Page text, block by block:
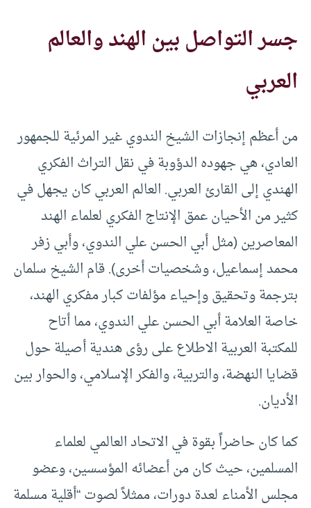
جسر التواصل بين الهند والعالم
العربي
من أعظم إنجازات الشيخ الندوي غير المرئية للجمهور
العادي، هي جهوده الدؤوبة في نقل التراث الفكري
الهندي إلى القارئ العربي. العالم العربي كان يجهل في
كثير من الأحيان عمق الإنتاج الفكري لعلماء الهند
المعاصرين (مثل أبي الحسن علي الندوي، وأبي زفر
محمد إسماعيل، وشخصيات أخرى). قام الشيخ سلمان
بترجمة وتحقيق وإحياء مؤلفات كبار مفكري الهند،
خاصة العلامة أبي الحسن علي الندوي، مما أتاح
للمكتبة العربية الاطلاع على رؤى هندية أصيلة حول
قضايا النهضة، والتربية، والفكر الإسلامي، والحوار بين
الأديان.
كما كان حاضراً بقوة في الاتحاد العالمي لعلماء
المسلمين، حيث كان من أعضائه المؤسسين، وعضو
مجلس الأمناء لعدة دورات، ممثلاً لصوت “أقلية مسلمة